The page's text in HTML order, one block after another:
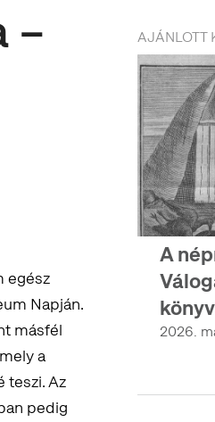
–
egész
Napján.
másfél
a
teszi. Az
pedig
AJÁNLOTT
A
2026.